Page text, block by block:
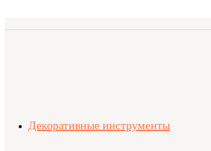
Декоративные инструменты